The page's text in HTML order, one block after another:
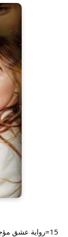
15=رواية عشق مؤجل للكاتبة أسماء صلاح الفصل الخامس عشر